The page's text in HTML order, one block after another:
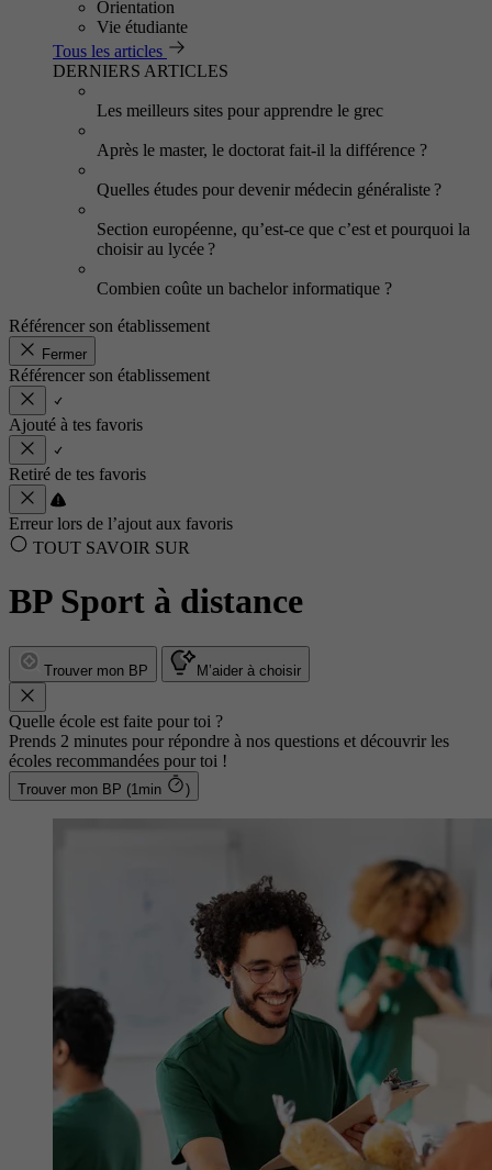
Orientation
Vie étudiante
Tous les articles
DERNIERS ARTICLES
Les meilleurs sites pour apprendre le grec
Après le master, le doctorat fait-il la différence ?
Quelles études pour devenir médecin généraliste ?
Section européenne, qu’est-ce que c’est et pourquoi la
choisir au lycée ?
Combien coûte un bachelor informatique ?
Référencer son établissement
Fermer
Référencer son établissement
Ajouté à tes favoris
Retiré de tes favoris
Erreur lors de l’ajout aux favoris
TOUT SAVOIR SUR
BP Sport à distance
Trouver mon BP M’aider à choisir
Quelle école est faite pour toi ?
Prends 2 minutes pour répondre à nos questions et découvrir les
écoles recommandées pour toi !
Trouver mon BP (1min )